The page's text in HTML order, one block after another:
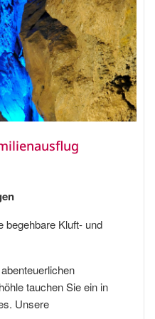
begehbare Kluft- und
tauchen Sie ein in
Unsere